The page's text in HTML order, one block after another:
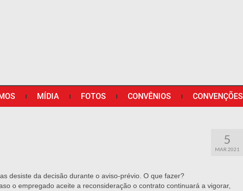
MÍDIA FOTOS CONVÊNIOS CONVENÇÕES
5
MAR 2021
desiste da decisão durante o aviso-prévio. O que fazer?
o empregado aceite a reconsideração o contrato continuará a vigorar,